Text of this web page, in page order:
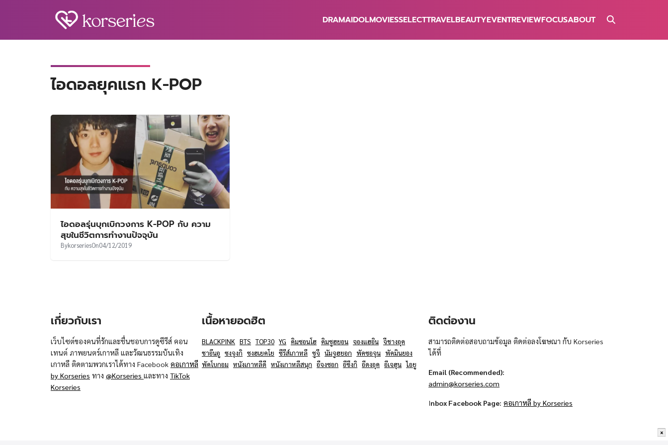
x
DRAMAIDOLMOVIESSELECTTRAVELBEAUTYEVENTREVIEWFOCUSABOUT
ไอดอลยุคแรก K-POP
ไอดอลรุ่นบุกเบิกวงการ K-POP กับ ความ
สุขในชีวิตการทำงานปัจจุบัน
BykorseriesOn04/12/2019
เกี่ยวกับเรา
เว็บไซต์ของคนที่รักและชื่นชอบการดูซีรีส์ คอน
เทนต์ ภาพยนตร์เกาหลี และวัฒนธรรมบันเทิง
เกาหลี ติดตามพวกเราได้ทาง Facebook คอเกาหลี
by Korseries ทาง @Korseries และทาง TikTok
Korseries
เนื้อหายอดฮิต
BLACKPINK BTS TOP30 YG คิมซอนโฮ คิมซูฮยอน จองแฮอิน จีชางอุค
ชาอึนอู ซงจุงกิ ซงฮเยคโย ซีรีส์เกาหลี ซูจี นัมจูฮยอก พัคซอจุน พัคมินยอง
พัคโบกอม หนังเกาหลีดี หนังเกาหลีสนุก อีจงซอก อีซึงกิ อีดงอุค อีเจฮุน ไอยู
ติดต่องาน
สามารถติดต่อสอบถามข้อมูล ติดต่อลงโฆษณา กับ Korseries
ได้ที่
Email (Recommended):
admin@korseries.com
Inbox Facebook Page: คอเกาหลี by Korseries